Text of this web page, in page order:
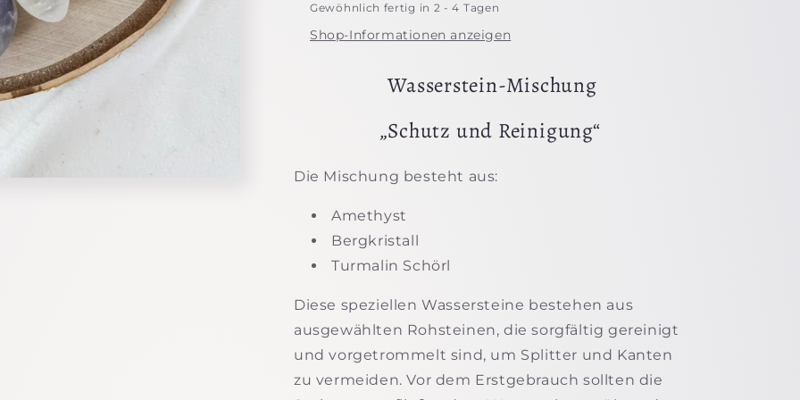
Gewöhnlich fertig in 2 - 4 Tagen
Shop-Informationen anzeigen
Wasserstein-Mischung
„Schutz und Reinigung“
Die Mischung besteht aus:
Amethyst
Bergkristall
Turmalin Schörl
Diese speziellen Wassersteine bestehen aus
ausgewählten Rohsteinen, die sorgfältig gereinigt
und vorgetrommelt sind, um Splitter und Kanten
zu vermeiden. Vor dem Erstgebrauch sollten die